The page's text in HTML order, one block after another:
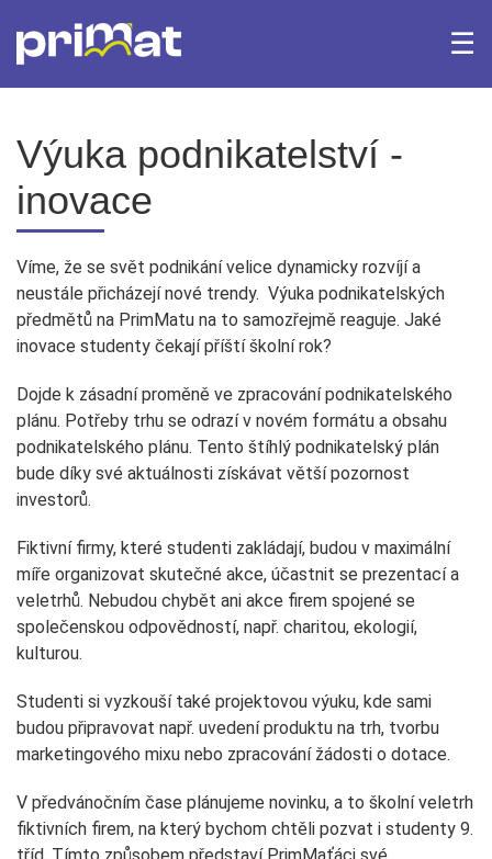
×
Archiv aktualit
Bakaláři
☰
Výuka podnikatelství -
inovace
Víme, že se svět podnikání velice dynamicky rozvíjí a
neustále přicházejí nové trendy. Výuka podnikatelských
předmětů na PrimMatu na to samozřejmě reaguje. Jaké
inovace studenty čekají příští školní rok?
Dojde k zásadní proměně ve zpracování podnikatelského
plánu. Potřeby trhu se odrazí v novém formátu a obsahu
podnikatelského plánu. Tento štíhlý podnikatelský plán
bude díky své aktuálnosti získávat větší pozornost
investorů.
Fiktivní firmy, které studenti zakládají, budou v maximální
míře organizovat skutečné akce, účastnit se prezentací a
veletrhů. Nebudou chybět ani akce firem spojené se
společenskou odpovědností, např. charitou, ekologií,
kulturou.
Studenti si vyzkouší také projektovou výuku, kde sami
budou připravovat např. uvedení produktu na trh, tvorbu
marketingového mixu nebo zpracování žádosti o dotace.
V předvánočním čase plánujeme novinku, a to školní veletrh
fiktivních firem, na který bychom chtěli pozvat i studenty 9.